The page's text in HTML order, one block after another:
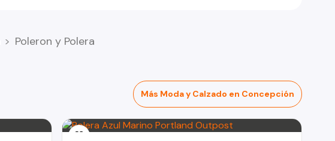
Poleron y Polera
Más Moda y Calzado en Concepción